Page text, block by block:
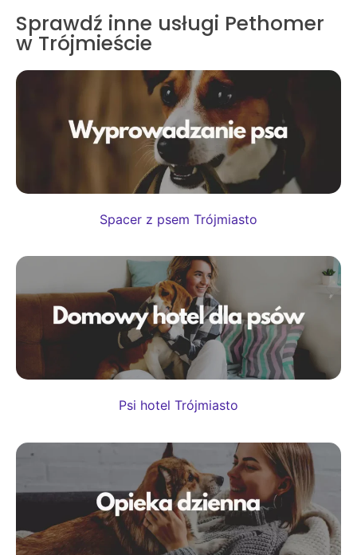
Sprawdź inne usługi Pethomer
w Trójmieście
Spacer z psem Trójmiasto
Psi hotel Trójmiasto